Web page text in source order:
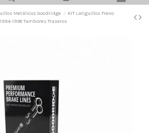
Metálicos Goodridge
KIT Latiguillos Freno
1998 Tambores Traseros